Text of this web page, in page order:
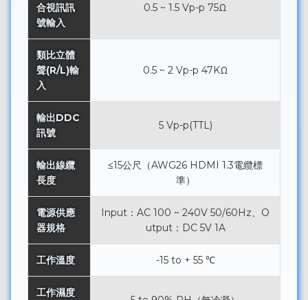
合視訊訊
號輸入
0.5 ~ 1.5 Vp-p 75Ω
類比立體
聲(R/L)輸
入
0.5 ~ 2 Vp-p 47KΩ
輸出DDC
訊號
5 Vp-p(TTL)
輸出線纜
長度
≤15公尺（AWG26 HDMI 1.3電纜標
準）
電源供應
器規格
Input：AC 100 ~ 240V 50/60Hz、O
utput：DC 5V 1A
工作溫度 -15 to + 55 ℃
工作濕度